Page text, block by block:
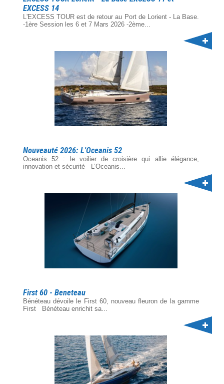
EXCESS 14
L'EXCESS TOUR est de retour au Port de Lorient - La Base.
-1ère Session les 6 et 7 Mars 2026 -2ème...
Nouveauté 2026: L'Oceanis 52
Oceanis 52 : le voilier de croisière qui allie élégance,
innovation et sécurité L’Oceanis...
First 60 - Beneteau
Bénéteau dévoile le First 60, nouveau fleuron de la gamme
First Bénéteau enrichit sa...